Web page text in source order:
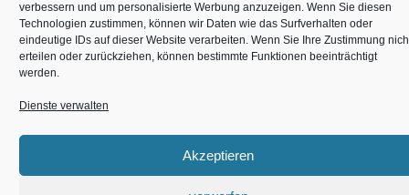
verbessern und um personalisierte Werbung anzuzeigen. Wenn Sie diesen
Technologien zustimmen, können wir Daten wie das Surfverhalten oder
eindeutige IDs auf dieser Website verarbeiten. Wenn Sie Ihre Zustimmung
erteilen oder zurückziehen, können bestimmte Funktionen beeinträchtigt
werden.
Dienste verwalten
Akzeptieren